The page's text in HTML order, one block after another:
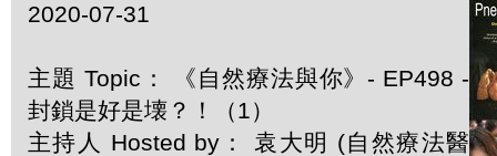
2020-07-31
主題 Topic： 《自然療法與你》- EP498 -
封鎖是好是壊？！（1）
主持人 Hosted by： 袁大明 (自然療法醫